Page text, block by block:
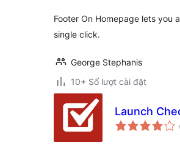
Footer On Homepage lets you
single click.
George Stephanis
10+ Số lượt cài đặt
Launch